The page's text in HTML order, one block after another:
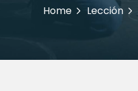
Home Lección